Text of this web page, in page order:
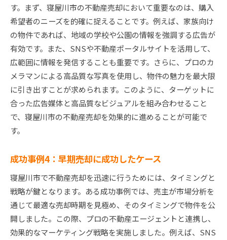
す。まず、寝屋川市の不動産売却において重要なのは、購入
希望者のニーズを的確に捉えることです。例えば、家族向け
の物件であれば、地域の学校や公園の情報を強調する広告が
有効です。また、SNSや不動産ポータルサイトを活用して、
広範囲に情報を発信することも重要です。さらに、プロのカ
メラマンによる高品質な写真を使用し、物件の魅力を最大限
に引き出すことが求められます。このように、ターゲットに
合った広告媒体と高品質なビジュアルを組み合わせること
で、寝屋川市の不動産売却を効果的に進めることが可能で
す。
成功事例4：早期売却に成功したケース
寝屋川市で不動産売却を迅速に行うためには、タイミングと
戦略が鍵となります。ある成功事例では、売主が市場分析を
通じて最適な売却時期を見極め、そのタイミングで物件を公
開しました。この際、プロの不動産エージェントと連携し、
効果的なマーケティング戦略を実施しました。例えば、SNS